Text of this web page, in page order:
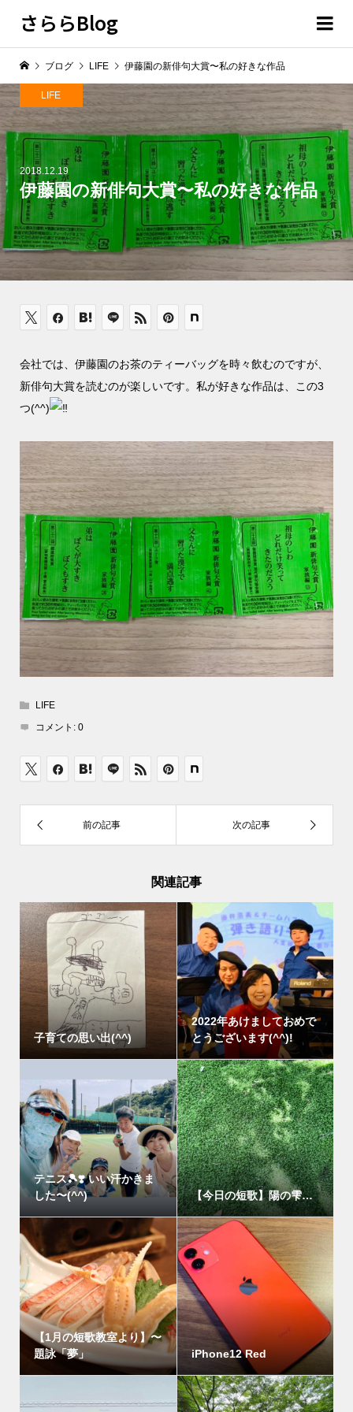
さららBlog
2018.12.19
伊藤園の新俳句大賞〜私の好きな作品
LIFE
ブログ LIFE 伊藤園の新俳句大賞〜私の好きな作品
会社では、伊藤園のお茶のティーバッグを時々飲むのですが、
新俳句大賞を読むのが楽しいです。私が好きな作品は、この3
つ(^^)
LIFE
コメント: 0
関連記事
子育ての思い出(^^)
2022年あけましておめで
とうございます(^^)!
テニス🎾❣️ いい汗かきま
した〜(^^)
【今日の短歌】陽の雫…
【1月の短歌教室より】〜
題詠「夢」
iPhone12 Red